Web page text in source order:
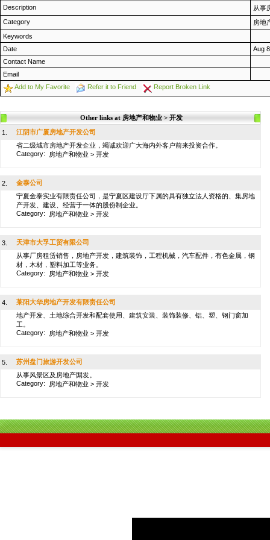
Description
从事
Category
房地
Keywords
Date
Aug
Contact Name
Email
Add to My Favorite
Refer it to Friend Report Broken Link
Other links at 房地产和物业 > 开发
1.
江阴市广厦房地产开发公司
省二级城市房地产开发企业，竭诚欢迎广大海内外客户前来投资合作。
Category: 房地产和物业 > 开发
2.
金泰公司
宁夏金泰实业有限责任公司，是宁夏区建设厅下属的具有独立法人资格的、集房地
产开发、建设、经营于一体的股份制企业。
Category: 房地产和物业 > 开发
3.
天津市大孚工贸有限公司
从事厂房租赁销售，房地产开发，建筑装饰，工程机械，汽车配件，有色金属，钢
材，木材，塑料加工等业务。
Category: 房地产和物业 > 开发
4.
莱阳大华房地产开发有限责任公司
地产开发、土地综合开发和配套使用、建筑安装、装饰装修、铝、塑、钢门窗加
工。
Category: 房地产和物业 > 开发
5.
苏州盘门旅游开发公司
从事风景区及房地产閞发。
Category: 房地产和物业 > 开发